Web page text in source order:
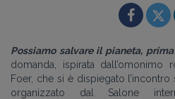
Possiamo salvare il pianeta,
domanda, ispirata dall’omonimo
Foer, che si è dispiegato
organizzato dal Salone